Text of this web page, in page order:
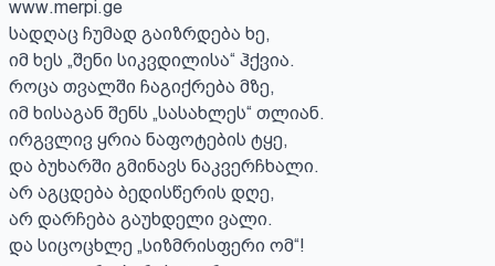
www.merpi.ge
სადღაც ჩუმად გაიზრდება ხე,
იმ ხეს „შენი სიკვდილისა“ ჰქვია.
როცა თვალში ჩაგიქრება მზე,
იმ ხისაგან შენს „სასახლეს“ თლიან.
ირგვლივ ყრია ნაფოტების ტყე,
და ბუხარში გმინავს ნაკვერჩხალი.
არ აგცდება ბედისწერის დღე,
არ დარჩება გაუხდელი ვალი.
და სიცოცხლე „სიზმრისფერი ომ“!